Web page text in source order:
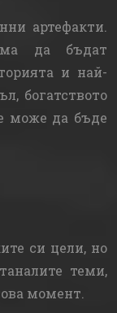
артефакти.
да бъдат
и най-
богатството
може да бъде
си цели, но
теми,
момент.